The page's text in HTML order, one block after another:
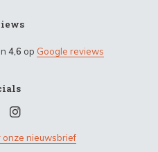
4,6 op Google reviews
onze nieuwsbrief